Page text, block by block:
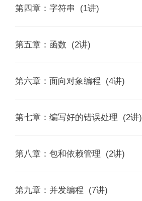
03 | Go语言简介：历史背景、发
04 | 编写第一个Go程序
08 | 条件和循环
09 | 数组和切片
10 | Map声明、元素访问及遍历
11 | Map与工厂模式，在Go语言中实
第四章：字符串 (1讲)
12 | 字符串
第五章：函数 (2讲)
13 | Go语言的函数
14 | 可变参数和defer
第六章：面向对象编程 (4讲)
15 | 行为的定义和实现
16 | Go语言的相关接口
17 | 扩展与复用
第七章：编写好的错误处理 (2讲)
19 | 编写好的错误处理
20 | panic和recover
第八章：包和依赖管理 (2讲)
21 | 构建可复用的模块（包）
第九章：并发编程 (7讲)
framework